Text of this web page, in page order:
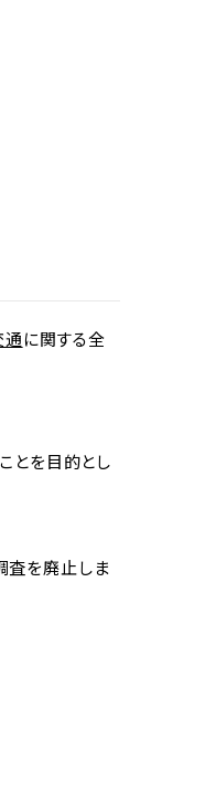
に関する全
とを目的とし
査を廃止しま